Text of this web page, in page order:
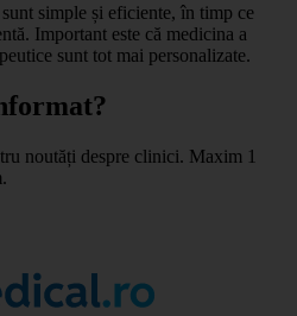
simple și eficiente, în timp ce
Important este că medicina a
sunt tot mai personalizate.
noutăți despre clinici. Maxim 1